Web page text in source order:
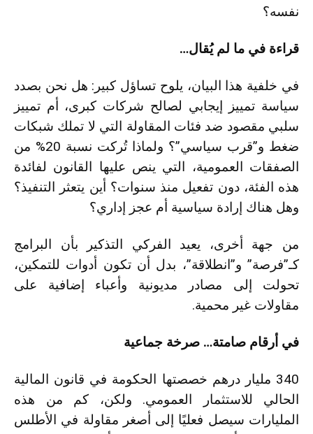
نفسه؟
قراءة في ما لم يُقال…
في خلفية هذا البيان، يلوح تساؤل كبير: هل نحن بصدد
سياسة تمييز إيجابي لصالح شركات كبرى، أم تمييز
سلبي مقصود ضد فئات المقاولة التي لا تملك شبكات
ضغط و”قرب سياسي”؟ ولماذا تُركت نسبة 20% من
الصفقات العمومية، التي ينص عليها القانون لفائدة
هذه الفئة، دون تفعيل منذ سنوات؟ أين يتعثر التنفيذ؟
وهل هناك إرادة سياسية أم عجز إداري؟
من جهة أخرى، يعيد الفركي التذكير بأن البرامج
كـ”فرصة” و”انطلاقة”، بدل أن تكون أدوات للتمكين،
تحولت إلى مصادر مديونية وأعباء إضافية على
مقاولات غير محمية.
في أرقام صامتة… صرخة جماعية
340 مليار درهم خصصتها الحكومة في قانون المالية
الحالي للاستثمار العمومي. ولكن، كم من هذه
المليارات سيصل فعليًا إلى أصغر مقاولة في الأطلس